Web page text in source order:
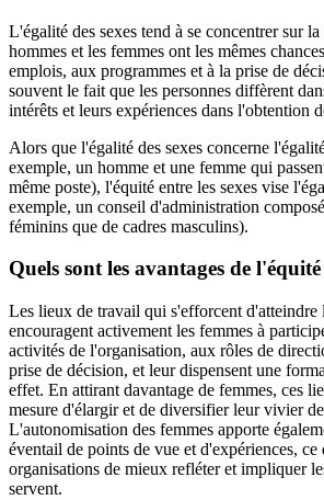
L'égalité des sexes tend à se concentrer sur
hommes et les femmes ont les mêmes
emplois, aux programmes et à la prise de
souvent le fait que les personnes diffèrent
intérêts et leurs expériences dans l'obtention
Alors que l'égalité des sexes concerne
exemple, un homme et une femme qui
même poste), l'équité entre les sexes vise
exemple, un conseil d'administration
féminins que de cadres masculins).
Quels sont les avantages de l'équité
Les lieux de travail qui s'efforcent d'atteindre
encouragent activement les femmes à
activités de l'organisation, aux rôles de
prise de décision, et leur dispensent une
effet. En attirant davantage de femmes, ces
mesure d'élargir et de diversifier leur vivier
L'autonomisation des femmes apporte
éventail de points de vue et d'expériences,
organisations de mieux refléter et impliquer
servent.